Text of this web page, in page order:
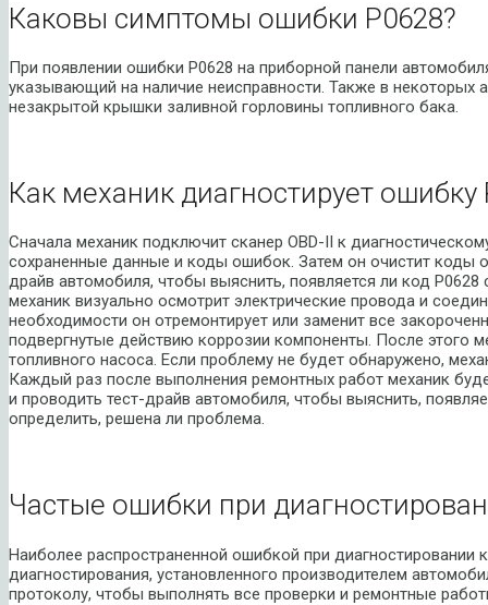
Каковы симптомы ошибки P0628?
При появлении ошибки P0628 на приборной панели
указывающий на наличие неисправности. Также в некоторых
незакрытой крышки заливной горловины топливного бака.
Как механик диагностирует ошибку
Сначала механик подключит сканер OBD-II к
сохраненные данные и коды ошибок. Затем он очистит коды
драйв автомобиля, чтобы выяснить, появляется ли код
механик визуально осмотрит электрические провода и
необходимости он отремонтирует или заменит все
подвергнутые действию коррозии компоненты. После этого
топливного насоса. Если проблему не будет обнаружено,
Каждый раз после выполнения ремонтных работ механик
и проводить тест-драйв автомобиля, чтобы выяснить,
определить, решена ли проблема.
Частые ошибки при
Наиболее распространенной ошибкой при диагностировании
диагностирования, установленного производителем
протоколу, чтобы выполнять все проверки и ремонтные